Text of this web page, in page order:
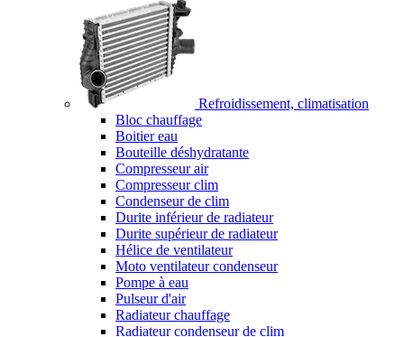
Refroidissement, climatisation
Bloc chauffage
Boitier eau
Bouteille déshydratante
Compresseur air
Compresseur clim
Condenseur de clim
Durite inférieur de radiateur
Durite supérieur de radiateur
Hélice de ventilateur
Moto ventilateur condenseur
Pompe à eau
Pulseur d'air
Radiateur chauffage
Radiateur condenseur de clim